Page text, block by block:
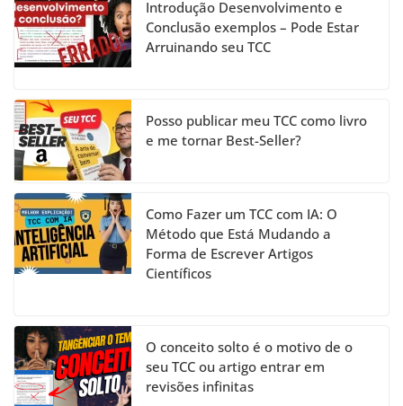
a
n
el
Introdução Desenvolvimento e
Conclusão exemplos – Pode Estar
Arruinando seu TCC
Posso publicar meu TCC como livro
e me tornar Best-Seller?
Como Fazer um TCC com IA: O
Método que Está Mudando a
Forma de Escrever Artigos
Científicos
O conceito solto é o motivo de o
seu TCC ou artigo entrar em
revisões infinitas